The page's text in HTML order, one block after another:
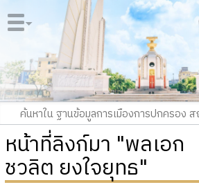
หน้าที่ลิงก์มา "พลเอก
ชวลิต ยงใจยุทธ"